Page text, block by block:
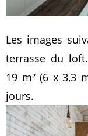
Les images
terrasse du
19 m² (6 x 3,3
jours.